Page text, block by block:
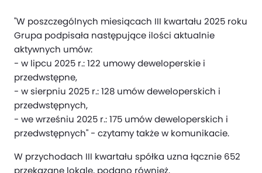
"W poszczególnych miesiącach III kwartału 2025 roku
Grupa podpisała następujące ilości aktualnie
aktywnych umów:
- w lipcu 2025 r.: 122 umowy deweloperskie i
przedwstępne,
- w sierpniu 2025 r.: 128 umów deweloperskich i
przedwstępnych,
- we wrześniu 2025 r.: 175 umów deweloperskich i
przedwstępnych" - czytamy także w komunikacie.
W przychodach III kwartału spółka uzna łącznie 652
przekazane lokale, podano również.